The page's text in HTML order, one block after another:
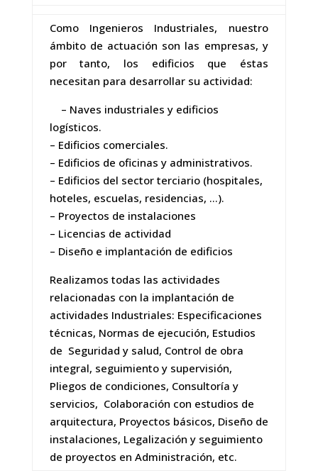
Como Ingenieros Industriales, nuestro
ámbito de actuación son las empresas, y
por tanto, los edificios que éstas
necesitan para desarrollar su actividad:
– Naves industriales y edificios
logísticos.
– Edificios comerciales.
– Edificios de oficinas y administrativos.
– Edificios del sector terciario (hospitales,
hoteles, escuelas, residencias, …).
– Proyectos de instalaciones
– Licencias de actividad
– Diseño e implantación de edificios
Realizamos todas las actividades
relacionadas con la implantación de
actividades Industriales: Especificaciones
técnicas, Normas de ejecución, Estudios
de Seguridad y salud, Control de obra
integral, seguimiento y supervisión,
Pliegos de condiciones, Consultoría y
servicios, Colaboración con estudios de
arquitectura, Proyectos básicos, Diseño de
instalaciones, Legalización y seguimiento
de proyectos en Administración, etc.